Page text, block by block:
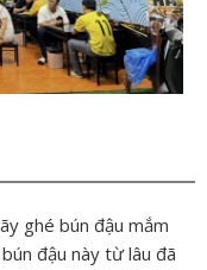
ghé bún đậu mắm
đậu này từ lâu đã